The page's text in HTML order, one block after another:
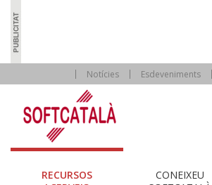
Notícies Esdeveniments
RECURSOS
CONEIXEU